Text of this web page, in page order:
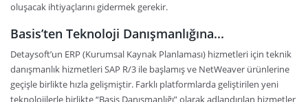
oluşacak ihtiyaçlarını gidermek gerekir.
Basis’ten Teknoloji Danışmanlığına...
Detaysoft’un ERP (Kurumsal Kaynak Planlaması) hizmetleri için teknik
danışmanlık hizmetleri SAP R/3 ile başlamış ve NetWeaver ürünlerine
geçişle birlikte hızla gelişmiştir. Farklı platformlarda geliştirilen yeni